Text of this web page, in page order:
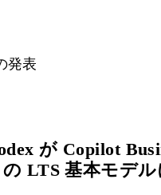
発表
が Copilot
LTS 基本モデル